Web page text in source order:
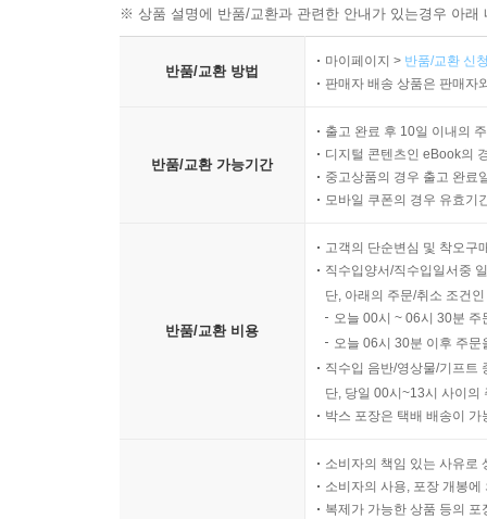
가슴에서 생각을 품는 수행
공과 색, 깊이와 넓이 - 의식의 두 흐름
· 에필로그 | “그대는 신비한 수행자가 될 것이다.”
· ‘가슴 명상’이 나아갈 길
※ 상품 설명에 반품/교환과 관련한 안내가 있는경우 아
반품/교환 방법
마이페이지 > 반품/교환 신
판매자 배송 상품은 판매자
반품/교환 가능기간
출고 완료 후 10일 이내의
디지털 콘텐츠인 eBook의
중고상품의 경우 출고 완료
모바일 쿠폰의 경우 유효기
반품/교환 비용
고객의 단순변심 및 착오구
직수입양서/직수입일서중
단, 아래의 주문/취소 조건
오늘 00시 ~ 06시 30분
오늘 06시 30분 이후 주
직수입 음반/영상물/기프트
단, 당일 00시~13시 사이의
박스 포장은 택배 배송이
소비자의 책임 있는 사유로
소비자의 사용, 포장 개봉
복제가 가능한 상품 등의